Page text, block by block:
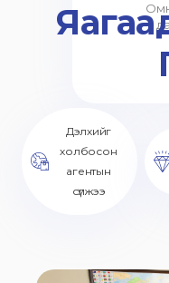
Дэлхийг
холбосон
агентын
сүлжээ